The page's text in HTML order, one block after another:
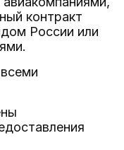
контракт
России или